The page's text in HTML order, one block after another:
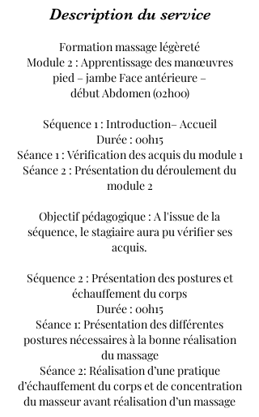
Description du service
Formation massage légèreté
Module 2 : Apprentissage des manœuvres
pied – jambe Face antérieure –
début Abdomen (02h00)
Séquence 1 : Introduction– Accueil
Durée : 00h15
Séance 1 : Vérification des acquis du module 1
Séance 2 : Présentation du déroulement du
module 2
Objectif pédagogique : A l'issue de la
séquence, le stagiaire aura pu vérifier ses
acquis.
Séquence 2 : Présentation des postures et
échauffement du corps
Durée : 00h15
Séance 1: Présentation des différentes
postures nécessaires à la bonne réalisation
du massage
Séance 2: Réalisation d’une pratique
d’échauffement du corps et de concentration
du masseur avant réalisation d’un massage